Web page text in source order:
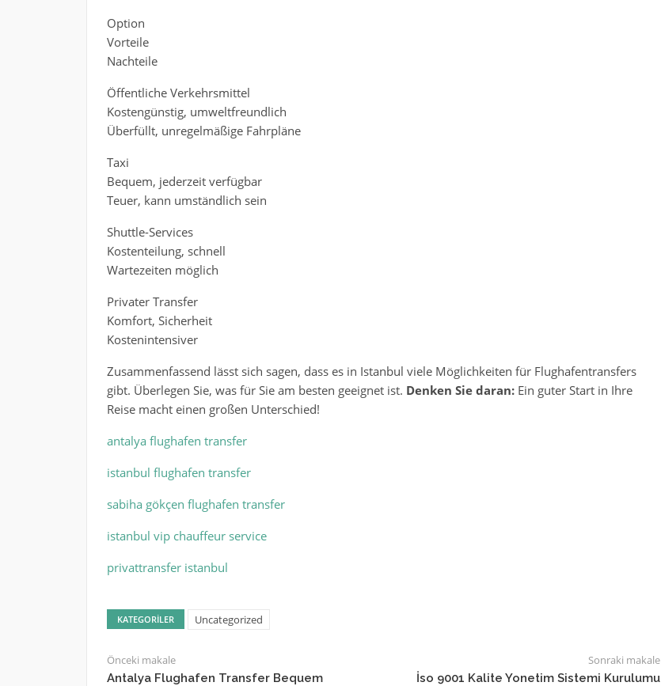
Option
Vorteile
Nachteile
Öffentliche Verkehrsmittel
Kostengünstig, umweltfreundlich
Überfüllt, unregelmäßige Fahrpläne
Taxi
Bequem, jederzeit verfügbar
Teuer, kann umständlich sein
Shuttle-Services
Kostenteilung, schnell
Wartezeiten möglich
Privater Transfer
Komfort, Sicherheit
Kostenintensiver
Zusammenfassend lässt sich sagen, dass es in Istanbul viele Möglichkeiten für Flughafentransfers
gibt. Überlegen Sie, was für Sie am besten geeignet ist. Denken Sie daran:Ein guter Start in Ihre
Reise macht einen großen Unterschied!
antalya flughafen transfer
istanbul flughafen transfer
sabiha gökçen flughafen transfer
istanbul vip chauffeur service
privattransfer istanbul
KATEGORILER Uncategorized
Önceki makale
Antalya Flughafen Transfer Bequem
Sonraki makale
İso 9001 Kalite Yonetim Sistemi Kurulumu